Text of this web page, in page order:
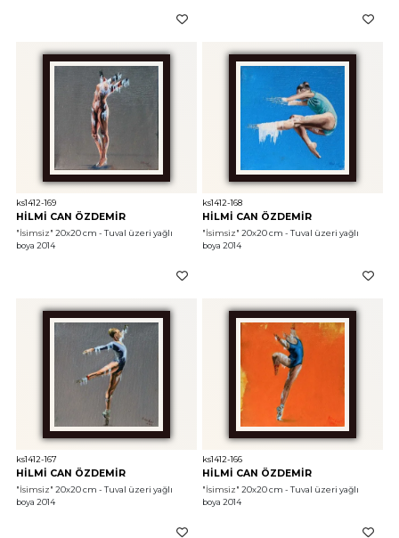
ks1412-169
HİLMİ CAN ÖZDEMİR
"İsimsiz" 20x20 cm - Tuval üzeri yağlı
boya 2014
ks1412-168
HİLMİ CAN ÖZDEMİR
"İsimsiz" 20x20 cm - Tuval üzeri yağlı
boya 2014
ks1412-167
HİLMİ CAN ÖZDEMİR
"İsimsiz" 20x20 cm - Tuval üzeri yağlı
boya 2014
ks1412-166
HİLMİ CAN ÖZDEMİR
"İsimsiz" 20x20 cm - Tuval üzeri yağlı
boya 2014